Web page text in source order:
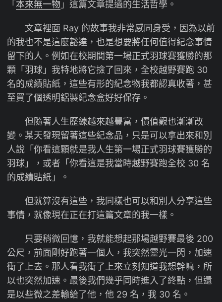
「本來無一物 」這篇文章提過的生活哲學。
文章裡面 Ray 的故事我非常感同身受，因為以前
的我也不是這麼豁達，也是想要將任何值得紀念事情
留下的人。例如在校期間第一場正式羽球賽獲勝的那
顆「羽球」我特地將它撿了回來，全校越野賽跑 30
名的成績貼紙，這些有形的紀念物我都認真收著，甚
至買了個透明鋁製紀念盒好好保存。
但隨著人生歷練越來越豐富，價值觀也漸漸改
變。某天發現留著這些紀念品，只是可以拿出來和別
人說「你看這顆就是我人生第一場正式羽球賽獲勝的
羽球」，或者「你看這是我當時越野賽跑全校 30 名
的成績貼紙」。
但就算沒有這些，我同樣也可以和別人分享這些
事情，就像現在正在打這篇文章的我一樣。
只要稍微回憶，我就能想起那場越野賽最後 200
公尺，前面剛好跑著一個人，我突然靈光一閃，加速
衝了上去。那人看我衝了上來立刻知道我想幹嘛，所
以也突然加速。最後我們幾乎同時進入了終點，但還
是以些微之差輸給了他，他 29 名，我 30 名。